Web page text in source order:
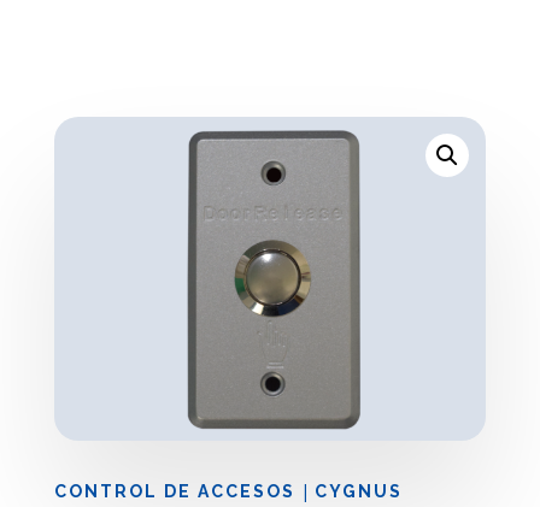
CONTROL DE ACCESOS | CYGNUS